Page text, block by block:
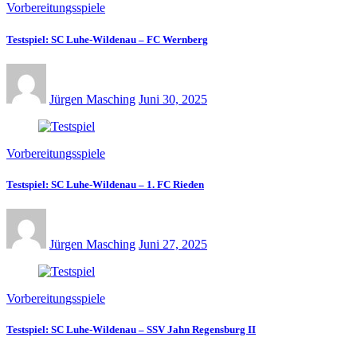
Vorbereitungsspiele
Testspiel: SC Luhe-Wildenau – FC Wernberg
Jürgen Masching Juni 30, 2025
Vorbereitungsspiele
Testspiel: SC Luhe-Wildenau – 1. FC Rieden
Jürgen Masching Juni 27, 2025
Vorbereitungsspiele
Testspiel: SC Luhe-Wildenau – SSV Jahn Regensburg II